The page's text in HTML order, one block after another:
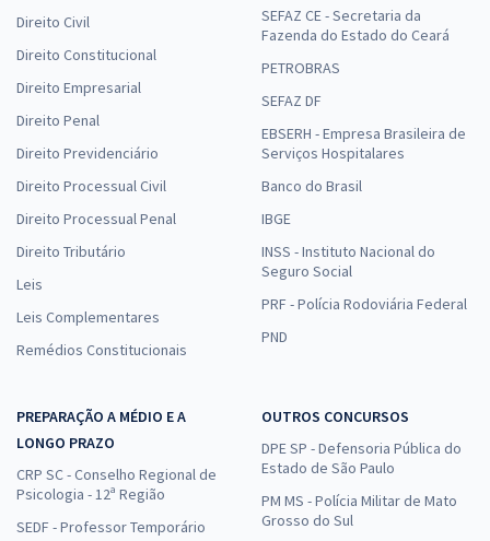
Direito Civil
Direito Constitucional
Direito Empresarial
Direito Penal
Direito Previdenciário
Direito Processual Civil
Direito Processual Penal
Direito Tributário
Leis
Leis Complementares
Remédios Constitucionais
SEFAZ CE - Secretaria da
Fazenda do Estado do Ceará
PETROBRAS
SEFAZ DF
EBSERH - Empresa Brasileira de
Serviços Hospitalares
Banco do Brasil
IBGE
INSS - Instituto Nacional do
Seguro Social
PRF - Polícia Rodoviária Federal
PND
PREPARAÇÃO A MÉDIO E A
LONGO PRAZO
CRP SC - Conselho Regional de
Psicologia - 12ª Região
SEDF - Professor Temporário
OUTROS CONCURSOS
DPE SP - Defensoria Pública do
Estado de São Paulo
PM MS - Polícia Militar de Mato
Grosso do Sul